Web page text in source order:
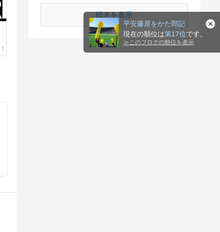
平安藤原をかた郎記
現在の順位は第17位です。
≫ このブログの順位を表示
続きを表示